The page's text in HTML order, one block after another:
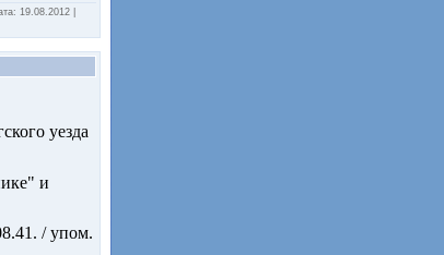
19.08.2012
уезда
и
/ упом.